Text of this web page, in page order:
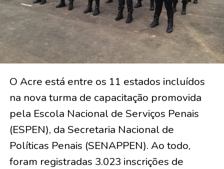
O Acre está entre os 11 estados incluídos
na nova turma de capacitação promovida
pela Escola Nacional de Serviços Penais
(ESPEN), da Secretaria Nacional de
Políticas Penais (SENAPPEN). Ao todo,
foram registradas 3.023 inscrições de